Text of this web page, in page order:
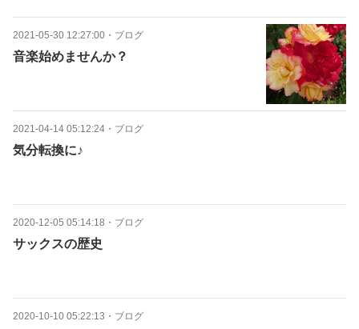
2021-05-30 12:27:00 ・ ブログ
音楽始めませんか？
2021-04-14 05:12:24 ・ ブログ
気分転換に♪
2020-12-05 05:14:18 ・ ブログ
サックスの歴史
2020-10-10 05:22:13 ・ ブログ